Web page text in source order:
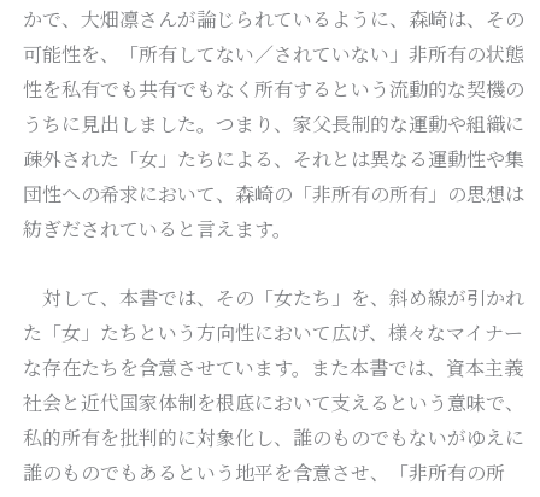
かで、大畑凛さんが論じられているように、森崎は、その
可能性を、「所有してない／されていない」非所有の状態
性を私有でも共有でもなく所有するという流動的な契機の
うちに見出しました。つまり、家父長制的な運動や組織に
疎外された「女」たちによる、それとは異なる運動性や集
団性への希求において、森崎の「非所有の所有」の思想は
紡ぎだされていると言えます。
対して、本書では、その「女たち」を、斜め線が引かれ
た「女」たちという方向性において広げ、様々なマイナー
な存在たちを含意させています。また本書では、資本主義
社会と近代国家体制を根底において支えるという意味で、
私的所有を批判的に対象化し、誰のものでもないがゆえに
誰のものでもあるという地平を含意させ、「非所有の所